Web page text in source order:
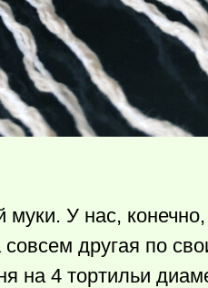
муки. У нас,
другая по
на 4 тортильи